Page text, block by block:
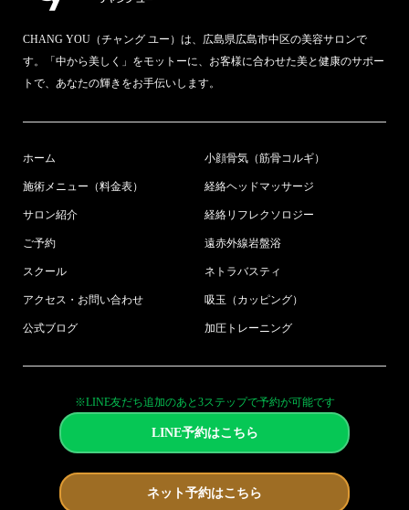
CHANG YOU（チャング ユー）は、広島県広島市中区の美容サロンで
す。「中から美しく」をモットーに、お客様に合わせた美と健康のサポー
トで、あなたの輝きをお手伝いします。
ホーム
施術メニュー（料金表）
サロン紹介
ご予約
スクール
アクセス・お問い合わせ
公式ブログ
小顔骨気（筋骨コルギ）
経絡ヘッドマッサージ
経絡リフレクソロジー
遠赤外線岩盤浴
ネトラバスティ
吸玉（カッピング）
加圧トレーニング
※LINE友だち追加のあと3ステップで予約が可能です
LINE予約はこちら
ネット予約はこちら